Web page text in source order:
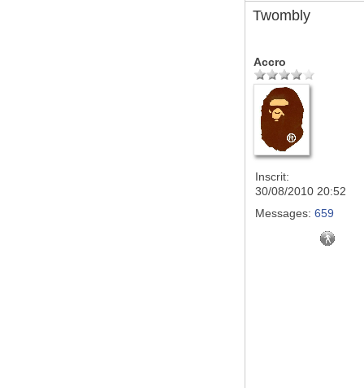
Twombly
Accro
Inscrit:
30/08/2010 20:52
Messages: 659